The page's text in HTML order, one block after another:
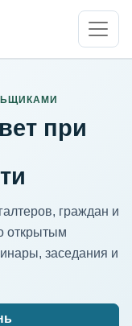
при
граждан и
открытым
заседания и